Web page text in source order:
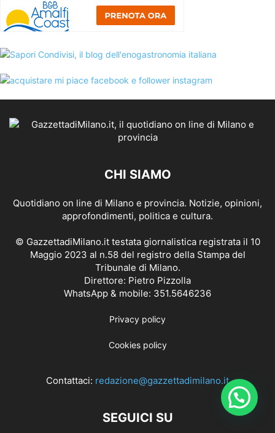
CHI SIAMO
Quotidiano on line di Milano e provincia. Notizie, opinioni,
approfondimenti, politica e cultura.
© GazzettadiMilano.it testata giornalistica registrata il 10
Maggio 2023 al n.58 del registro della Stampa del
Tribunale di Milano.
Direttore: Pietro Pizzolla
WhatsApp & mobile: 351.5646236
Privacy policy
Cookies policy
Contattaci: redazione@gazzettadimilano.it
SEGUICI SU